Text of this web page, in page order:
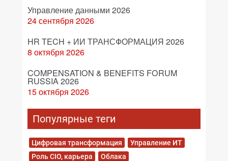
Управление данными 2026
24 сентября 2026
HR TECH + ИИ ТРАНСФОРМАЦИЯ 2026
8 октября 2026
COMPENSATION & BENEFITS FORUM
RUSSIA 2026
15 октября 2026
Популярные теги
Цифровая трансформация
Управление ИТ
Роль CIO, карьера
Облака